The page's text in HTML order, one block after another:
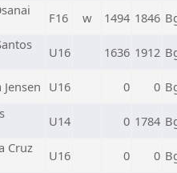
F16 w 1494 1846
U16 1636 1912
U16 0 0
U14 0 1784
Cruz
U16 0 0